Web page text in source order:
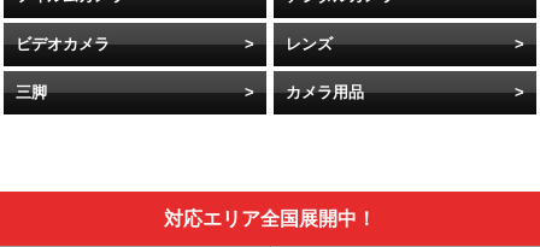
ビデオカメラ レンズ
三脚 カメラ用品
対応エリア全国展開中！